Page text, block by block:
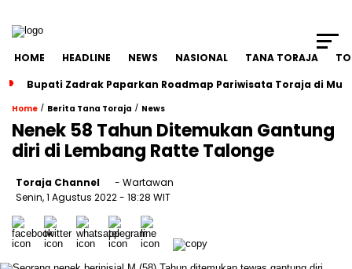
HOME HEADLINE NEWS NASIONAL TANA TORAJA
Bupati Zadrak Paparkan Roadmap Pariwisata Toraja di
Home / Berita Tana Toraja / News
Nenek 58 Tahun Ditemukan Gantung
diri di Lembang Ratte Talonge
Toraja Channel
- Wartawan
Senin, 1 Agustus 2022- 18:28 WIT